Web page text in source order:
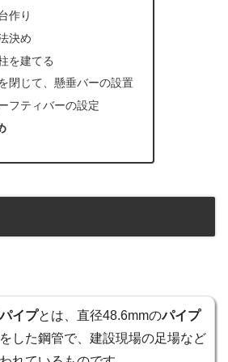
作り
決め
を建てる
閉じて、懸垂バーの設置
フティバーの設定
イプとは、直径48.6mmのパイプ
した鋼管で、建設現場の足場など